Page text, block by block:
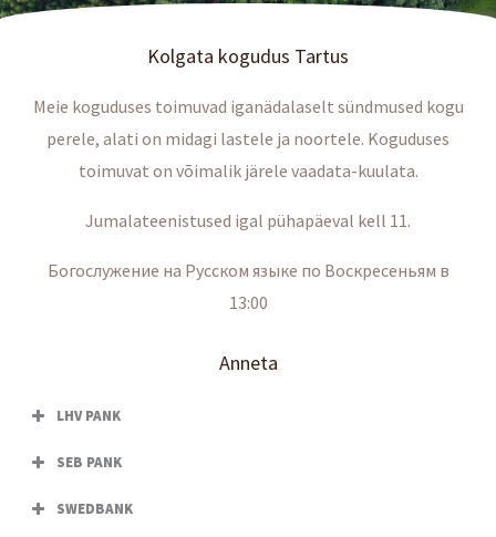
Kolgata kogudus Tartus
Meie koguduses toimuvad iganädalaselt sündmused kogu
perele, alati on midagi lastele ja noortele. Koguduses
toimuvat on võimalik järele vaadata-kuulata.
Jumalateenistused igal pühapäeval kell 11.
Богослужение на Русском языке по Воскресеньям в
13:00
Anneta
LHV PANK
SEB PANK
SWEDBANK